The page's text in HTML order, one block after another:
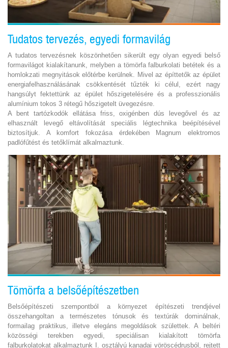
Tudatos tervezés, egyedi formavilág
A tudatos tervezésnek köszönhetően sikerült egy olyan egyedi belső
formavilágot kialakítanunk, melyben a tömörfa falburkolati betétek és a
homlokzati megnyitások előtérbe kerülnek. Mivel az építtetők az épület
energiafelhasználásának csökkentését tűzték ki célul, ezért nagy
hangsúlyt fektettünk az épület hőszigetelésére és a professzionális
alumínium tokos 3 rétegű hőszigetelt üvegezésre.
A bent tartózkodók ellátása friss, oxigénben dús levegővel és az
elhasznált levegő eltávolítását speciális légtechnika beépítésével
biztosítjuk. A komfort fokozása érdekében Magnum elektromos
padlófűtést és tetőklímát alkalmaztunk.
Tömörfa a belsőépítészetben
Belsőépítészeti szempontból a környezet építészeti trendjével
összehangoltan a természetes tónusok és textúrák dominálnak,
formailag praktikus, illetve elegáns megoldások születtek. A beltéri
közösségi terekben egyedi, speciálisan kialakított tömörfa
falburkolatokat alkalmaztunk I. osztályú kanadai vöröscédrusból, rejtett